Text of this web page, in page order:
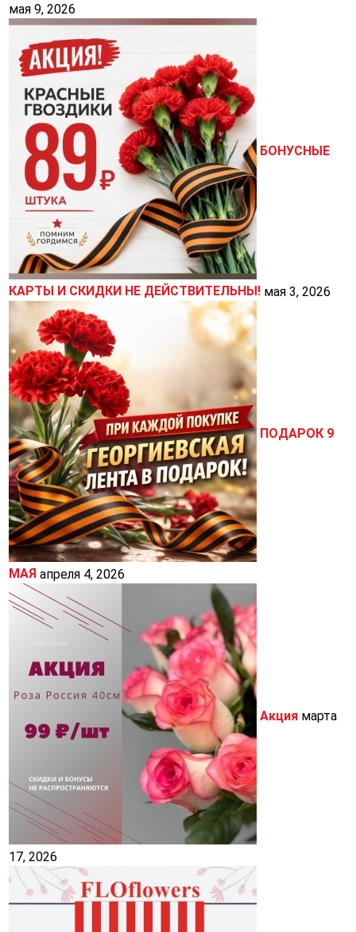
мая 9, 2026
БОНУСНЫЕ
КАРТЫ И СКИДКИ НЕ ДЕЙСТВИТЕЛЬНЫ! мая 3, 2026
ПОДАРОК 9
МАЯ апреля 4, 2026
Акция марта
17, 2026